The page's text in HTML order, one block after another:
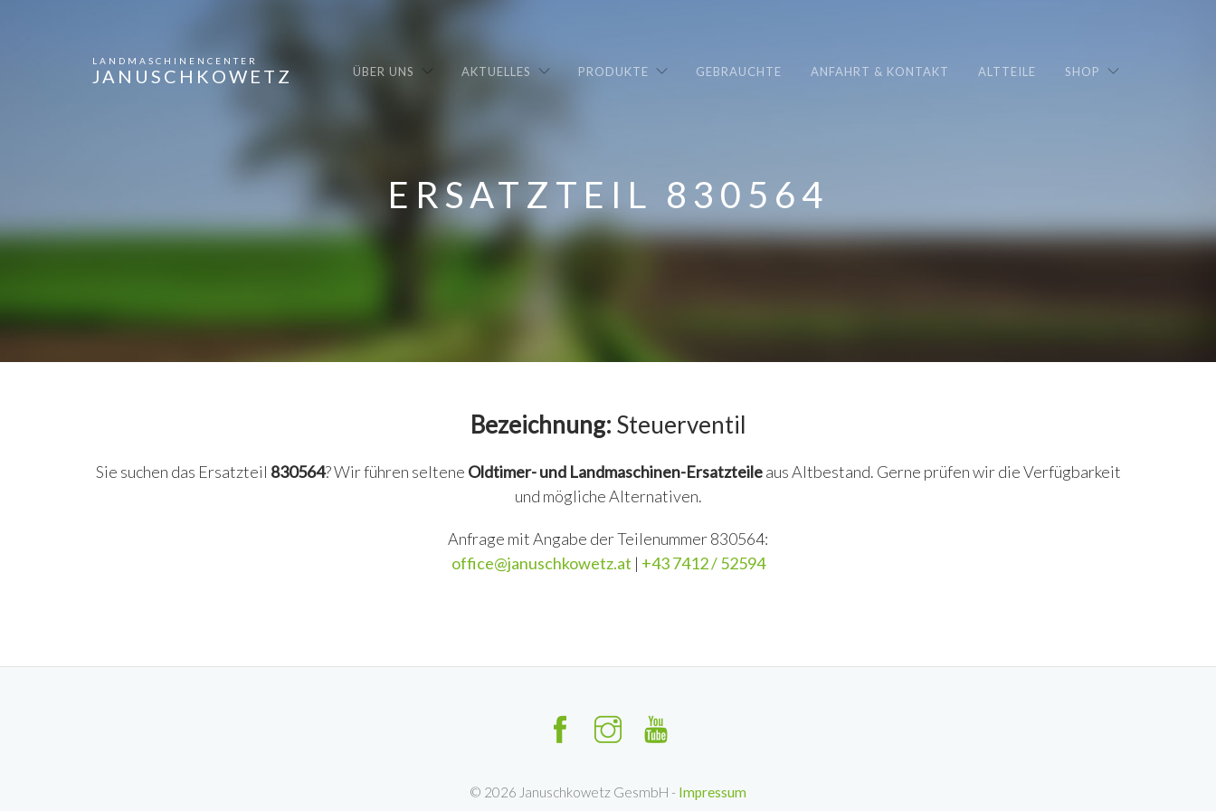
LANDMASCHINENCENTER
JANUSCHKOWETZ ÜBER UNS AKTUELLES PRODUKTE GEBRAUCHTE ANFAHRT & KONTAKT ALTTEILE SHOP
ERSATZTEIL 830564
Bezeichnung: Steuerventil
Sie suchen das Ersatzteil 830564? Wir führen seltene Oldtimer- und Landmaschinen-Ersatzteileaus Altbestand. Gerne prüfen wir die Verfügbarkeit
und mögliche Alternativen.
Anfrage mit Angabe der Teilenummer 830564:
office@januschkowetz.at | +43 7412 / 52594
© 2026 Januschkowetz GesmbH - Impressum